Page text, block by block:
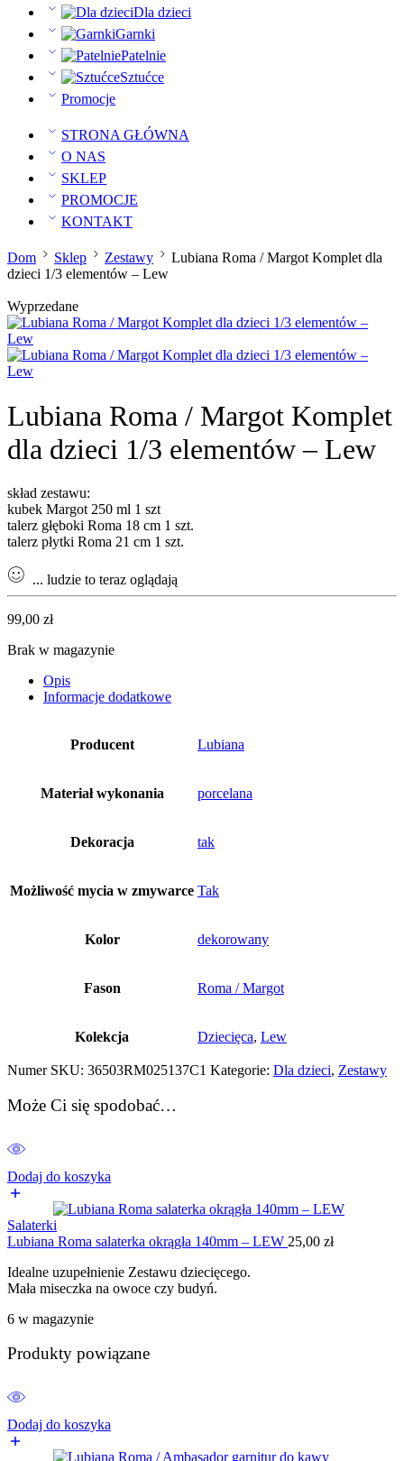
Dla dzieci
Garnki
Patelnie
Sztućce
Promocje
STRONA GŁÓWNA
O NAS
SKLEP
PROMOCJE
KONTAKT
Dom Sklep Zestawy
Lubiana Roma / Margot Komplet dla
dzieci 1/3 elementów – Lew
Wyprzedane
Lubiana Roma / Margot Komplet
dla dzieci 1/3 elementów – Lew
skład zestawu:
kubek Margot 250 ml 1 szt
talerz głęboki Roma 18 cm 1 szt.
talerz płytki Roma 21 cm 1 szt.
... ludzie to teraz oglądają
99,00 zł
Brak w magazynie
Opis
Informacje dodatkowe
Producent Lubiana
Materiał wykonania porcelana
Dekoracja tak
Możliwość mycia w zmywarce Tak
Kolor dekorowany
Fason Roma / Margot
Kolekcja Dziecięca, Lew
Numer SKU: 36503RM025137C1 Kategorie: Dla dzieci, Zestawy
Może Ci się spodobać…
Dodaj do koszyka
Salaterki
Lubiana Roma salaterka okrągła 140mm – LEW 25,00 zł
Idealne uzupełnienie Zestawu dziecięcego.
Mała miseczka na owoce czy budyń.
6 w magazynie
Produkty powiązane
Dodaj do koszyka